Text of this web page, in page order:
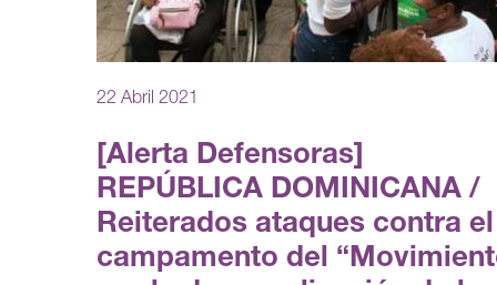
22 Abril 2021
[Alerta Defensoras]
REPÚBLICA DOMINICANA /
Reiterados ataques contra el
campamento del